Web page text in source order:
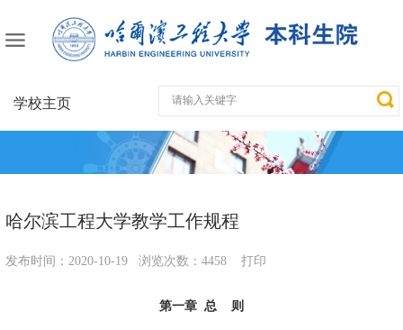
学校主页
哈尔滨工程大学教学工作规程
发布时间： 2020-10-19 浏览次数： 4458 打印
第一章 总 则